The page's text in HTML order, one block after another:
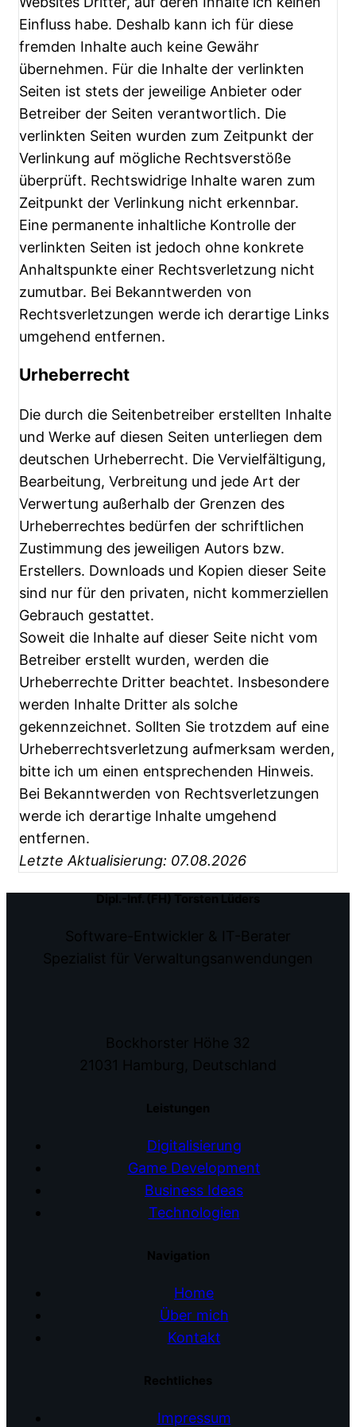
Einfluss habe. Deshalb kann ich für diese
fremden Inhalte auch keine Gewähr
übernehmen. Für die Inhalte der verlinkten
Seiten ist stets der jeweilige Anbieter oder
Betreiber der Seiten verantwortlich. Die
verlinkten Seiten wurden zum Zeitpunkt der
Verlinkung auf mögliche Rechtsverstöße
überprüft. Rechtswidrige Inhalte waren zum
Zeitpunkt der Verlinkung nicht erkennbar.
Eine permanente inhaltliche Kontrolle der
verlinkten Seiten ist jedoch ohne konkrete
Anhaltspunkte einer Rechtsverletzung nicht
zumutbar. Bei Bekanntwerden von
Rechtsverletzungen werde ich derartige Links
umgehend entfernen.
Urheberrecht
Die durch die Seitenbetreiber erstellten Inhalte
und Werke auf diesen Seiten unterliegen dem
deutschen Urheberrecht. Die Vervielfältigung,
Bearbeitung, Verbreitung und jede Art der
Verwertung außerhalb der Grenzen des
Urheberrechtes bedürfen der schriftlichen
Zustimmung des jeweiligen Autors bzw.
Erstellers. Downloads und Kopien dieser Seite
sind nur für den privaten, nicht kommerziellen
Gebrauch gestattet.
Soweit die Inhalte auf dieser Seite nicht vom
Betreiber erstellt wurden, werden die
Urheberrechte Dritter beachtet. Insbesondere
werden Inhalte Dritter als solche
gekennzeichnet. Sollten Sie trotzdem auf eine
Urheberrechtsverletzung aufmerksam werden,
bitte ich um einen entsprechenden Hinweis.
Bei Bekanntwerden von Rechtsverletzungen
werde ich derartige Inhalte umgehend
entfernen.
Letzte Aktualisierung: 07.08.2026
Dipl.-Inf. (FH) Torsten Lüders
Software-Entwickler & IT-Berater
Spezialist für Verwaltungsanwendungen
Bockhorster Höhe 32
21031 Hamburg, Deutschland
Leistungen
Digitalisierung
Game Development
Business Ideas
Technologien
Navigation
Home
Über mich
Kontakt
Rechtliches
Impressum